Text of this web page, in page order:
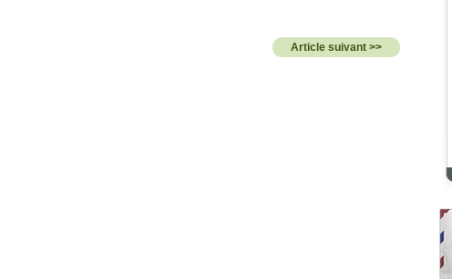
Article suivant >>